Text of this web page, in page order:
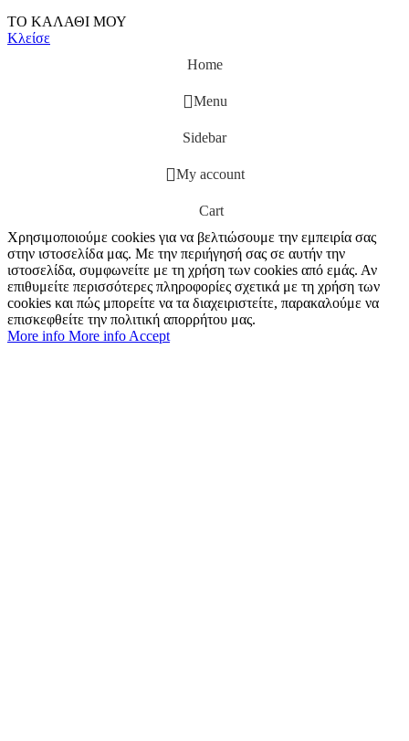
ΤΟ ΚΑΛΑΘΙ ΜΟΥ
Κλείσε
Home
Menu
Sidebar
My account
Cart
Χρησιμοποιούμε cookies για να βελτιώσουμε την εμπειρία σας
στην ιστοσελίδα μας. Με την περιήγησή σας σε αυτήν την
ιστοσελίδα, συμφωνείτε με τη χρήση των cookies από εμάς. Αν
επιθυμείτε περισσότερες πληροφορίες σχετικά με τη χρήση των
cookies και πώς μπορείτε να τα διαχειριστείτε, παρακαλούμε να
επισκεφθείτε την πολιτική απορρήτου μας.
More info More info Accept